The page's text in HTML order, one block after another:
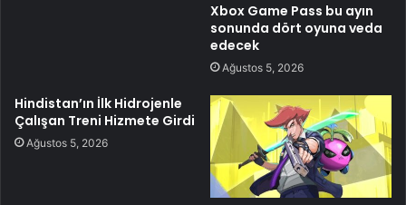
Xbox Game Pass bu ayın
sonunda dört oyuna veda
edecek
Ağustos 5, 2026
Hindistan’ın İlk Hidrojenle
Çalışan Treni Hizmete Girdi
Ağustos 5, 2026